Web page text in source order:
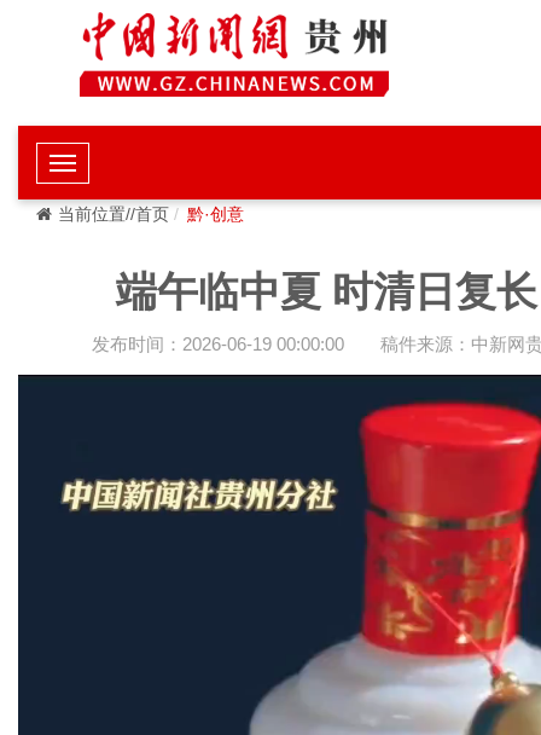
当前位置//首页 黔·创意
端午临中夏 时清日复长
发布时间：2026-06-19 00:00:00 稿件来源：中新网